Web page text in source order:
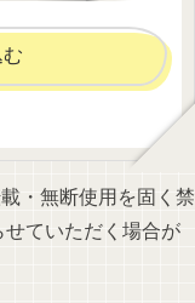
・無断使用を固く禁
せていただく場合が